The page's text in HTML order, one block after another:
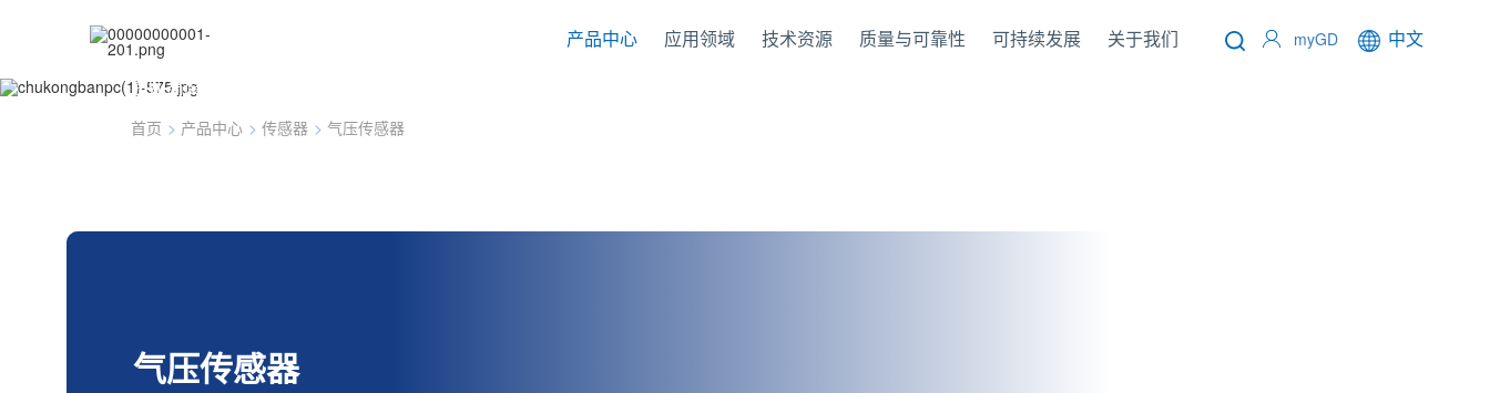
产品中心 应用领域 技术资源 质量与可靠性 可持续发展 关于我们 myGD 中文
气压传感器
感知高度，探索未知
首页 > 产品中心 > 传感器 > 气压传感器
联系我们
气压传感器